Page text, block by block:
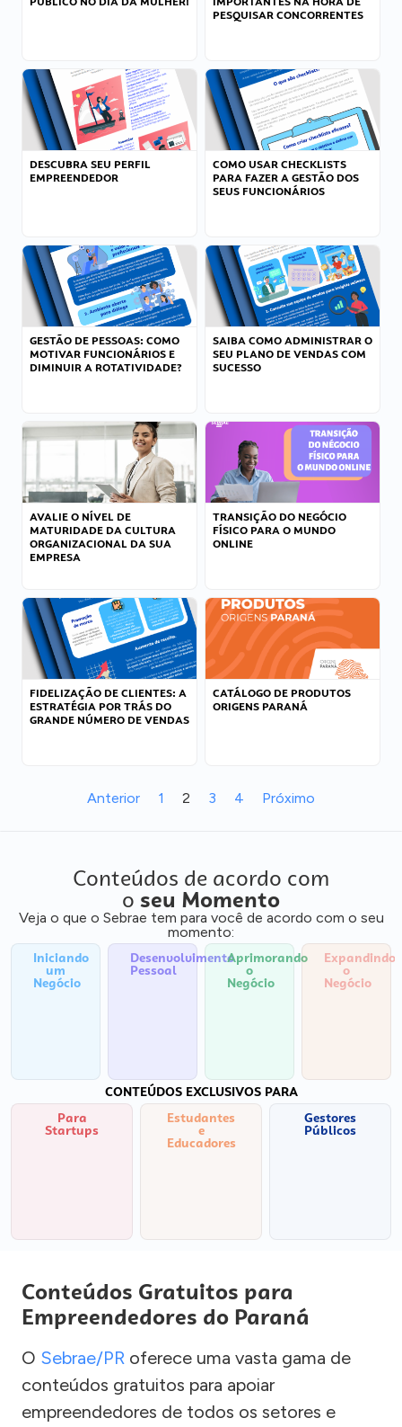
PESQUISAR CONCORRENTES
DESCUBRA SEU PERFIL
EMPREENDEDOR
COMO USAR CHECKLISTS
PARA FAZER A GESTÃO DOS
SEUS FUNCIONÁRIOS
GESTÃO DE PESSOAS: COMO
MOTIVAR FUNCIONÁRIOS E
DIMINUIR A ROTATIVIDADE?
SAIBA COMO ADMINISTRAR O
SEU PLANO DE VENDAS COM
SUCESSO
AVALIE O NÍVEL DE
MATURIDADE DA CULTURA
ORGANIZACIONAL DA SUA
EMPRESA
TRANSIÇÃO DO NEGÓCIO
FÍSICO PARA O MUNDO
ONLINE
FIDELIZAÇÃO DE CLIENTES: A
ESTRATÉGIA POR TRÁS DO
GRANDE NÚMERO DE VENDAS
CATÁLOGO DE PRODUTOS
ORIGENS PARANÁ
Anterior 1 2 3 4 Próximo
Conteúdos de acordo com
o seu Momento
Veja o que o Sebrae tem para você de acordo com o seu
momento:
Iniciando
um
Negócio
Desenvolvimento
Pessoal
Aprimorando
o
Negócio
Expandindo
o
Negócio
CONTEÚDOS EXCLUSIVOS PARA
Para
Startups
Estudantes
e
Educadores
Gestores
Públicos
Conteúdos Gratuitos para
Empreendedores do Paraná
O Sebrae/PR oferece uma vasta gama de
conteúdos gratuitos para apoiar
empreendedores de todos os setores e